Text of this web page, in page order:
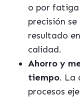
o por fatiga
precisión
resultado
calidad.
Ahorro y
tiempo. La
procesos